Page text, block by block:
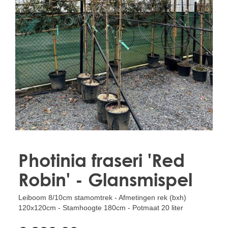
Treesafe
VORSTBESCHERMINGVOORBOMEN.NL
WINTERSCHUTZFUERBAEUME.DE
FROSTPROTECTIONFORTREES.CO.UK
Terracotta
TERRACOTTA.NL
TERRACOTTA.BE
TERRAKOTTA.DE
Photinia fraseri 'Red
Robin' - Glansmispel
Leiboom 8/10cm stamomtrek - Afmetingen rek (bxh)
120x120cm - Stamhoogte 180cm - Potmaat 20 liter